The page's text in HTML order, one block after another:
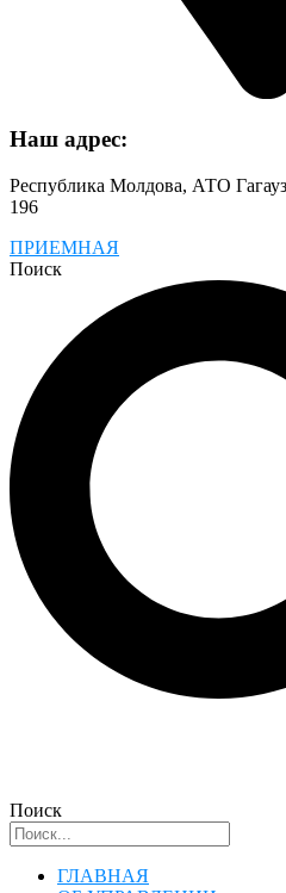
Наш адрес:
Республика Молдова, АТО
196
ПРИЕМНАЯ
Поиск
Поиск
ГЛАВНАЯ